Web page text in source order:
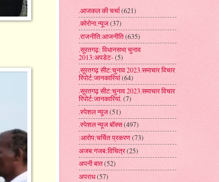
.आजकल की चर्चा(621)
.कोरोना.न्यूज(37)
.राजनीति:आजनीति(635)
.सूरतगढ़: विधानसभा चुनाव
2013:अपडेट- (5)
.सूरतगढ़ सीट:चुनाव 2023.समाचार विचार
रिपोर्ट:जानकारियां(64)
.सूरतगढ़ सीट:चुनाव 2023.समाचार विचार
रिपोर्ट:जानकारियां.(7)
.स्पेशल न्यूज(51)
.स्पेशल न्यूज बॉक्स(497)
:आरोप:चर्चित प्रकरण(73)
अजब:गजब:विचित्र(25)
अपनी बात(52)
अपराध(57)